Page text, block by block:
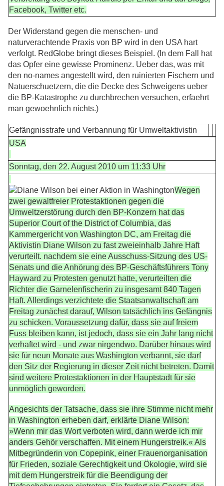
Facebook, Twitter etc.
Der Widerstand gegen die menschen- und
naturverachtende Praxis von BP wird in den USA hart
verfolgt. RedGlobe bringt dieses Beispiel. (In dem Fall hat
das Opfer eine gewisse Prominenz. Ueber das, was mit
den no-names angestellt wird, den ruinierten Fischern und
Natuerschuetzern, die die Decke des Schweigens ueber
die BP-Katastrophe zu durchbrechen versuchen, erfaehrt
man gewoehnlich nichts.)
Gefängnisstrafe und Verbannung für Umweltaktivistin
USA
Sonntag, den 22. August 2010 um 11:33 Uhr
Wegen
zwei gewaltfreier Protestaktionen gegen die
Umweltzerstörung durch den BP-Konzern hat das
Superior Court of the District of Columbia, das
Kammergericht von Washington DC, am Freitag die
Aktivistin Diane Wilson zu fast zweieinhalb Jahre Haft
verurteilt. nachdem sie eine Ausschuss-Sitzung des US-
Senats und die Anhörung des BP-Geschäftsführers Tony
Hayward zu Protesten genutzt hatte, verurteilten die
Richter die Garnelenfischerin zu insgesamt 840 Tagen
Haft. Allerdings verzichtete die Staatsanwaltschaft am
Freitag zunächst darauf, Wilson tatsächlich ins Gefängnis
zu schicken. Voraussetzung dafür, dass sie auf freiem
Fuss bleiben kann, ist jedoch, dass sie ein Jahr lang nicht
verhaftet wird - und zwar nirgendwo. Darüber hinaus wird
sie für neun Monate aus Washington verbannt, sie darf
den Sitz der Regierung in dieser Zeit nicht betreten. Damit
sind weitere Protestaktionen in der Hauptstadt für sie
unmöglich geworden.
Angesichts der Tatsache, dass sie ihre Stimme nicht mehr
in Washington erheben darf, erklärte Diane Wilson:
»Wenn mir das Wort verboten wird, dann werde ich mir
anders Gehör verschaffen. Mit einem Hungerstreik.« Als
Mitbegründerin von Copepink, einer Frauenorganisation
für Frieden, soziale Gerechtigkeit und Ökologie, wird sie
mit dem Hungerstreik für die Beendigung der